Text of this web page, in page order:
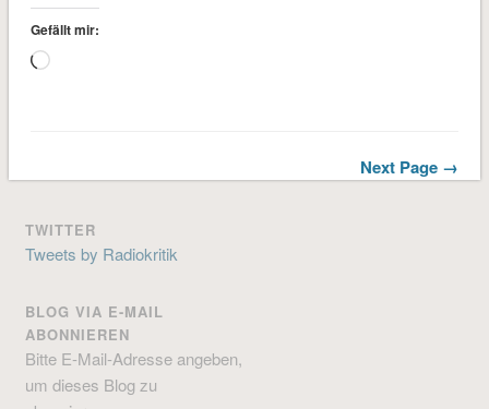
Gefällt mir:
Wird
Next Page →
TWITTER
Tweets by Radiokritik
BLOG VIA E-MAIL
ABONNIEREN
Bitte E-Mail-Adresse angeben,
um dieses Blog zu